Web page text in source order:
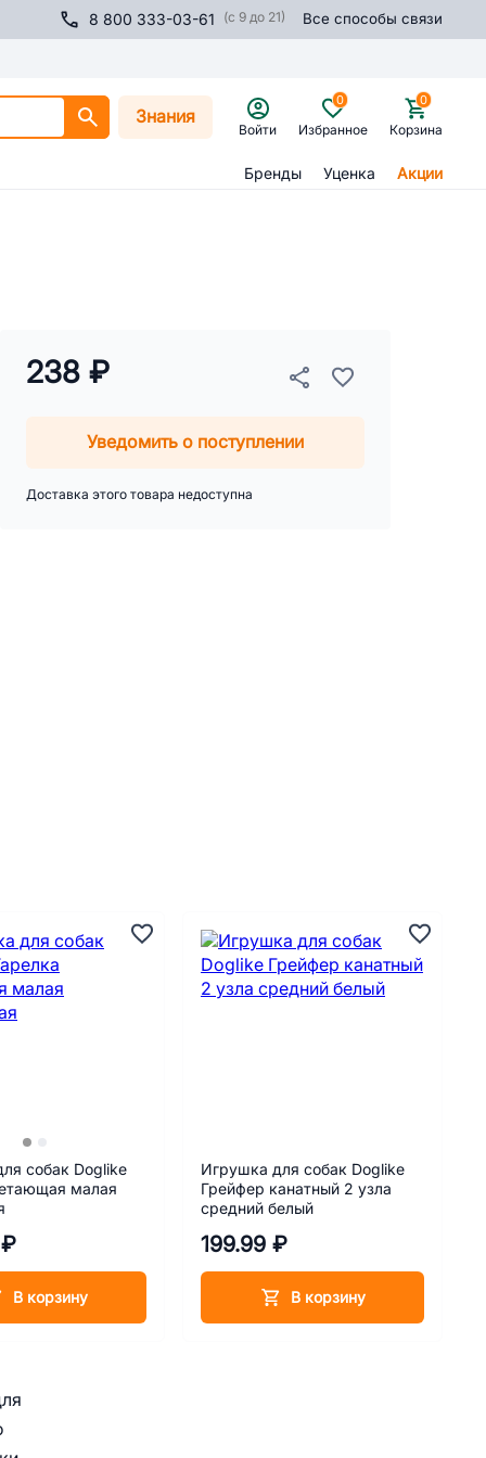
8 800 333-03-61 (с 9 до 21) Все способы связи
Знания
Войти Избранное
0
Корзина
0
Бренды Уценка Акции
238 ₽
Уведомить о поступлении
Доставка этого товара недоступна
собак Doglike
малая
В корзину
Игрушка для собак Doglike
Грейфер канатный 2 узла
средний белый
199.99 ₽
В корзину